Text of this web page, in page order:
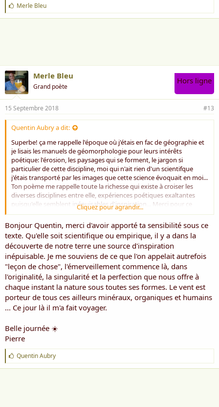
J
'
a
Merle Bleu
Merle Bleu
Grand poète
Hors ligne
15 Septembre 2018 #13
Quentin Aubry a dit:
Superbe! ça me rappelle l'époque où j'étais en fac de géographie et
je lisais les manuels de géomorphologie pour leurs intérêts
poétique: l'érosion, les paysages qui se forment, le jargon si
particulier de cette discipline, moi qui n'ait rien d'un scientifque
j'étais transporté par les images que cette science évoquait en moi...
Ton poème me rappelle toute la richesse qui existe à croiser les
diverses disciplines entre elle, expériences poétiques exaltantes
puisqu'elle semblent inépuisables d'inspiration... Merci pour ce
partage
Cliquez pour agrandir...
Bonjour Quentin, merci d'avoir apporté ta sensibilité sous ce
texte. Qu'elle soit scientifique ou empirique, il y a dans la
découverte de notre terre une source d'inspiration
inépuisable. Je me souviens de ce que l'on appelait autrefois
"leçon de chose", l'émerveillement commence là, dans
l'originalité, la singularité et la perfection que nous offre à
chaque instant la nature sous toutes ses formes. Le vent est
porteur de tous ces ailleurs minéraux, organiques et humains
... Ce jour là il m'a fait voyager.
Belle journée ☀️
Pierre
J
'
a
Quentin Aubry